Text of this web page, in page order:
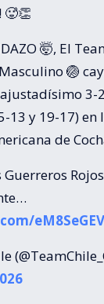
🥵👏
🤯, El
🏐
3-2
13 y 19-17) en
de